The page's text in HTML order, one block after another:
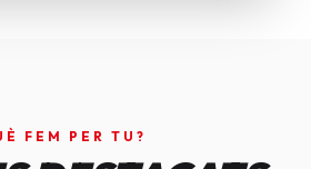
FEM PER TU?